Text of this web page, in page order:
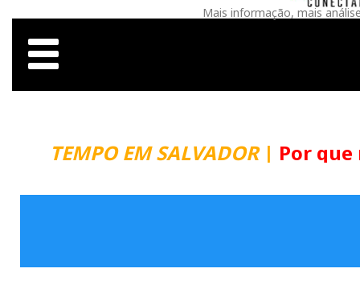
Mais informação, mais
TEMPO EM SALVADOR|Por que